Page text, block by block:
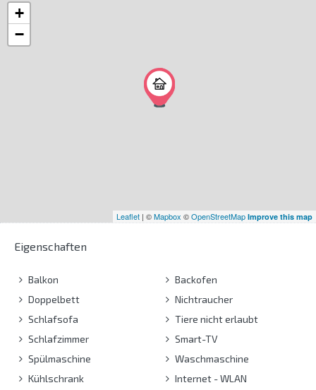
+
−
Leaflet | ©Mapbox ©OpenStreetMap Improve this map
Eigenschaften
Balkon
Doppelbett
Schlafsofa
Schlafzimmer
Spülmaschine
Kühlschrank
Backofen
Nichtraucher
Tiere nicht erlaubt
Smart-TV
Waschmaschine
Internet - WLAN